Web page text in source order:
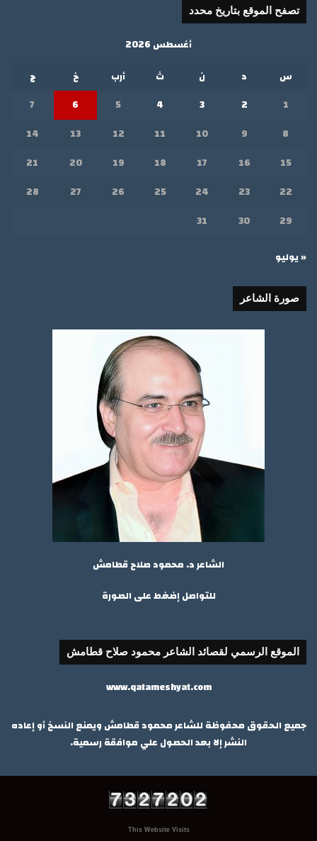
تصفح الموقع بتاريخ محدد
أغسطس 2026
س
د ن ث أرب خ
ج
1
2
3
4
5
6
7
8
9
10
11
12
13
14
15
16
17
18
19
20
21
22
23
24
25
26
27
28
29
30
31
« يوليو
صورة الشاعر
الشاعر د. محمود صلاح قطامش
للتواصل إضغط على الصورة
الموقع الرسمي لقصائد الشاعر محمود صلاح قطامش
www.qatameshyat.com
جميع الحقوق محفوظة للشاعر محمود قطامش ويمنع النسخ أو إعاده
النشر إلا بعد الحصول علي موافقة رسمية.
This Website Visits